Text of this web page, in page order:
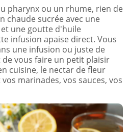
pharynx ou un rhume, rien de
chaude sucrée avec une
une goutte d'huile
infusion apaise direct. Vous
une infusion ou juste de
vous faire un petit plaisir
cuisine, le nectar de fleur
marinades, vos sauces, vos